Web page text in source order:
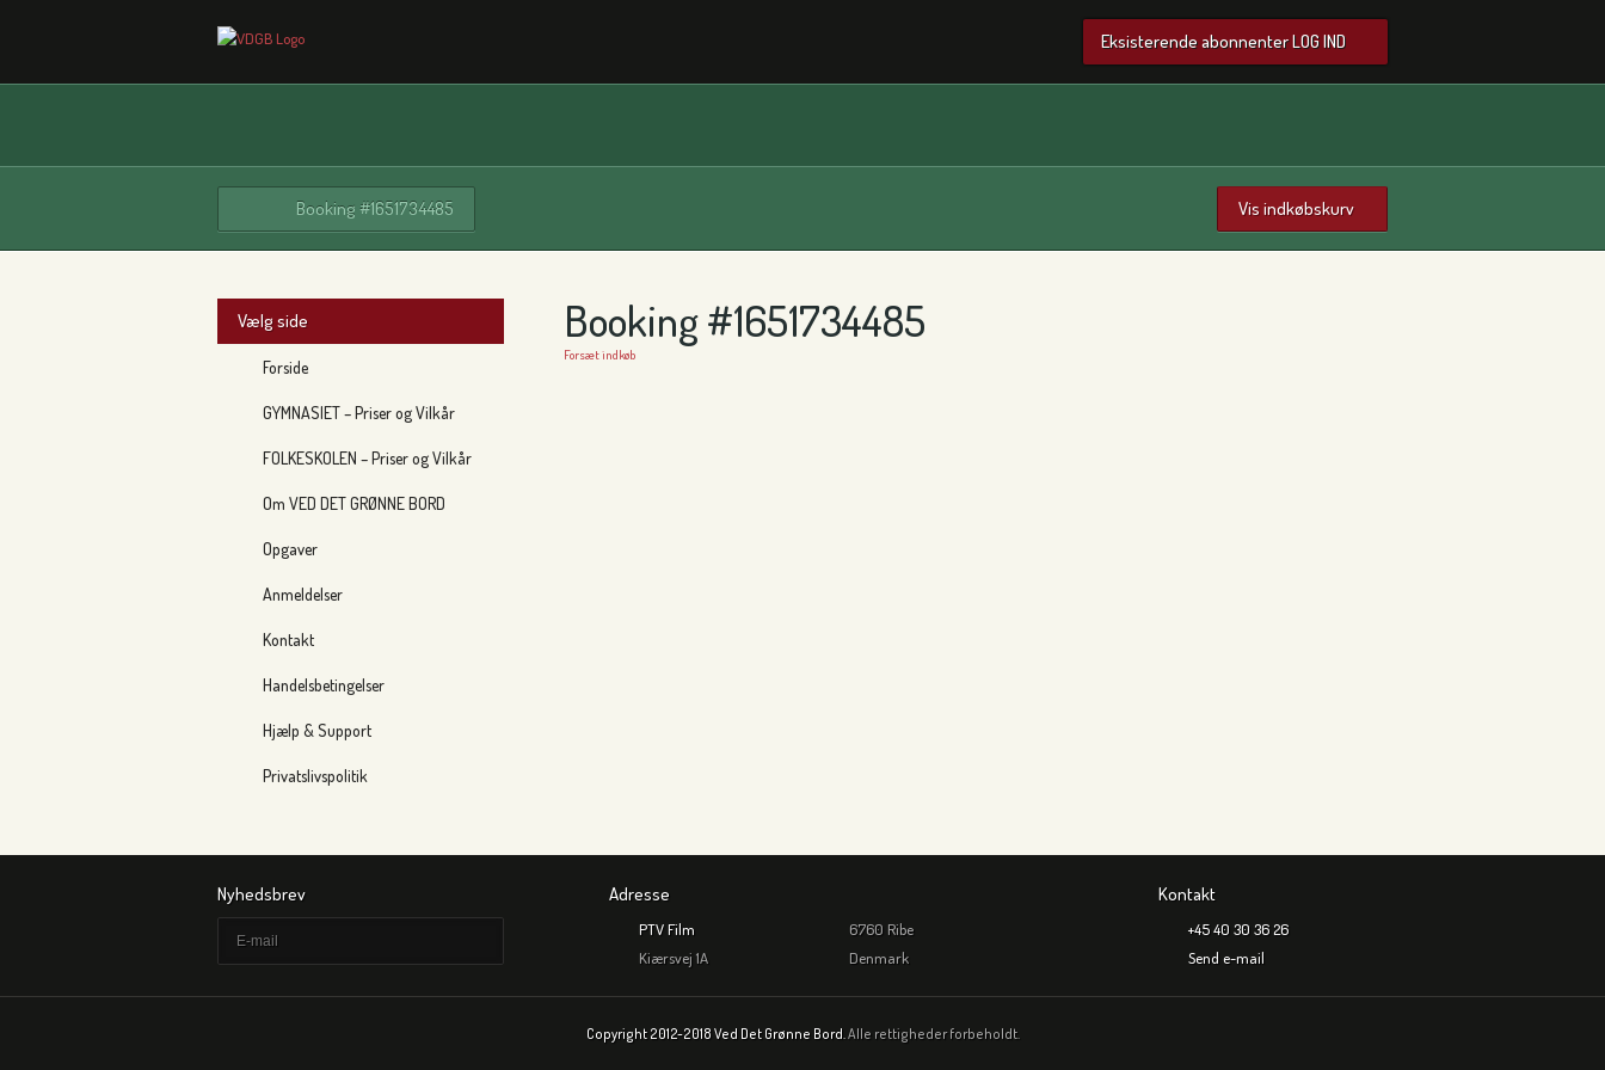
Eksisterende abonnenter LOG IND
Booking #1651734485 Vis indkøbskurv
Vælg side
Forside
GYMNASIET – Priser og Vilkår
FOLKESKOLEN – Priser og Vilkår
Om VED DET GRØNNE BORD
Opgaver
Anmeldelser
Kontakt
Handelsbetingelser
Hjælp & Support
Privatslivspolitik
Booking #1651734485
Forsæt indkøb
Nyhedsbrev Adresse
PTV Film
6760 Ribe
Kiærsvej 1A
Denmark
Kontakt
+45 40 30 36 26
Send e-mail
Copyright 2012-2018 Ved Det Grønne Bord.Alle rettigheder forbeholdt.